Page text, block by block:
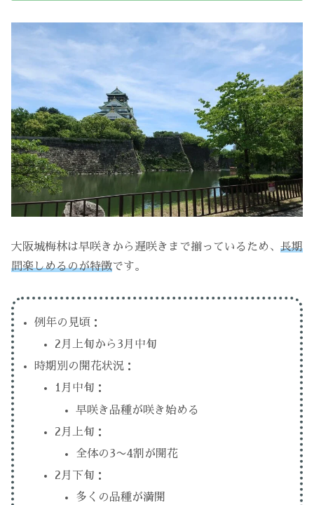
大阪城梅林は早咲きから遅咲きまで揃っているため、 長期
間楽しめるのが特徴です。
例年の見頃：
2月上旬から3月中旬
時期別の開花状況：
1月中旬：
早咲き品種が咲き始める
2月上旬：
全体の3〜4割が開花
2月下旬：
多くの品種が満開